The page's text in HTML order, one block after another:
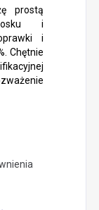
prostą
i
i
Chętnie